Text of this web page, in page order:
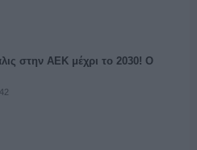
στην ΑΕΚ μέχρι το 2030! Ο